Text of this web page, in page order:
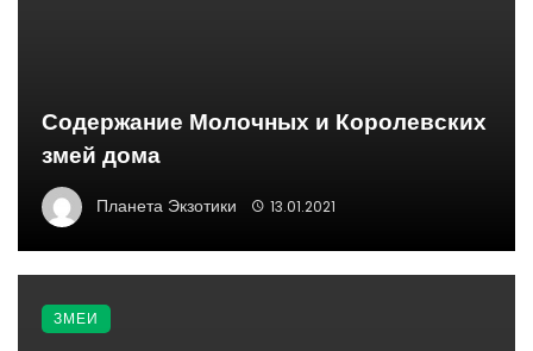
Содержание Молочных и Королевских
змей дома
Планета Экзотики 13.01.2021
ЗМЕИ